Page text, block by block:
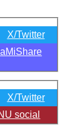
X/Twitter
X/Twitter
social